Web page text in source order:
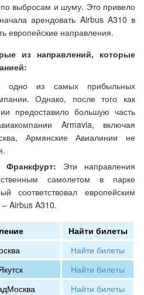
по выбросам и шуму. Это привело
арендовать Airbus A310 в
европейские направления.
из направлений, которые
из самых прибыльных
Однако, после того как
предоставило большую часть
Armavia, включая
Армянские Авиалинии не
Эти направления
самолетом в парке
соответствовал европейским
Airbus A310.
Найти билеты
Найти билеты
Найти билеты
Москва
Найти билеты